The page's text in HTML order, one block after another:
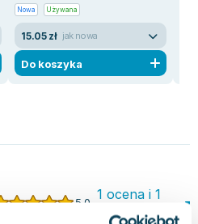
Nowa Używana
15.05 zł jak nowa
Do koszyka
5.0 1 ocena i 1
recenzja